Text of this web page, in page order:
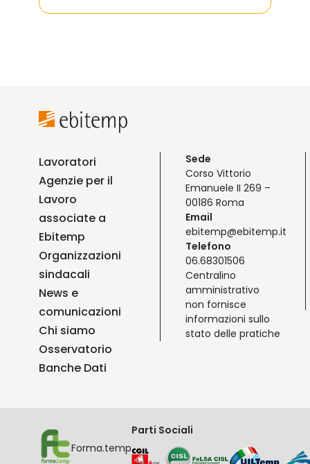
Lavoratori
Agenzie per il
Lavoro
associate a
Ebitemp
Organizzazioni
sindacali
News e
comunicazioni
Chi siamo
Osservatorio
Banche Dati
Sede
Corso Vittorio
Emanuele II 269 –
00186 Roma
Email
ebitemp@ebitemp.it
Telefono
06.68301506
Centralino
amministrativo
non fornisce
informazioni sullo
stato delle pratiche
Forma.temp
Parti Sociali